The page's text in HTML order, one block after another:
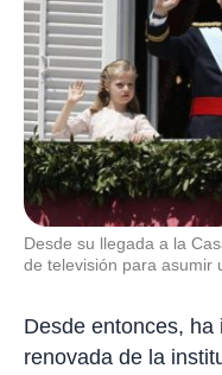
Desde su llegada a la
de televisión para asumir
Desde entonces,
renovada de la